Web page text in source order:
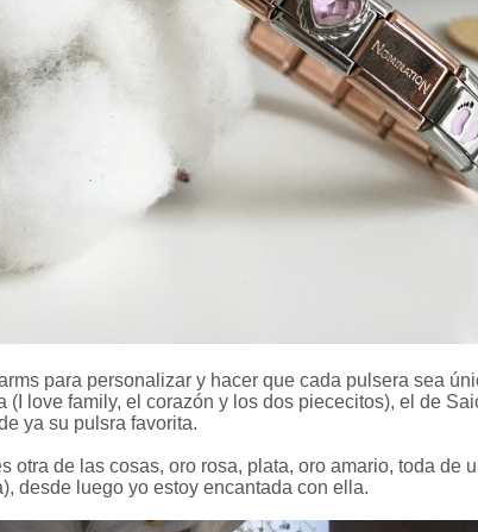
para personalizar y hacer que cada pulsera sea
love family, el corazón y los dos piececitos), el de
ya su pulsra favorita.
otra de las cosas, oro rosa, plata, oro amario, toda de
desde luego yo estoy encantada con ella.